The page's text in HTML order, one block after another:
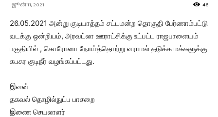
ஜூன் 11, 2021 46
26.05.2021 அன்று குடியாத்தம் சட்டமன்ற தொகுதி பேர்ணாம்பட்டு
வடக்கு ஒன்றியம், அரவட்லா ஊராட்சிக்கு உட்பட்ட ராஜபாளையம்
பகுதியில் , கொரோனா நோய்த்தொற்று வராமல் தடுக்க மக்களுக்கு
கபசுர குடிநீர் வழங்கப்பட்டது.
இவன்
தகவல் தொழில்நுட்ப பாசறை
இணை செயலாளர்